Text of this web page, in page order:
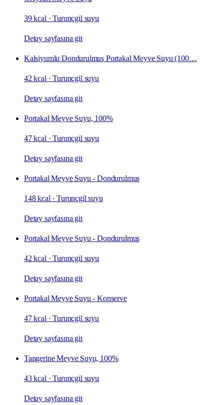
39 kcal ·Turunçgil suyu
Detay sayfasına git
Kalsiyumlu Dondurulmuş Portakal Meyve Suyu (100…
42 kcal ·Turunçgil suyu
Detay sayfasına git
Portakal Meyve Suyu, 100%
47 kcal ·Turunçgil suyu
Detay sayfasına git
Portakal Meyve Suyu - Dondurulmuş
148 kcal ·Turunçgil suyu
Detay sayfasına git
Portakal Meyve Suyu - Dondurulmuş
42 kcal ·Turunçgil suyu
Detay sayfasına git
Portakal Meyve Suyu - Konserve
47 kcal ·Turunçgil suyu
Detay sayfasına git
Tangerine Meyve Suyu, 100%
43 kcal ·Turunçgil suyu
Detay sayfasına git